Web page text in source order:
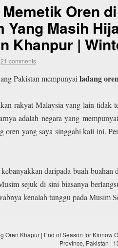
Oren
Yang Masih
Khanpur |
21 comments
Pakistan mempunyai ladang
rakyat Malaysia yang lain tidak
adalah negara yang
oren yang saya singgahi kali ini.
daripada buah-
sejuk di sini biasanya
kenalah tunggu pada Musim
Oren Khapur | End of Season for
Province, Pakistan |